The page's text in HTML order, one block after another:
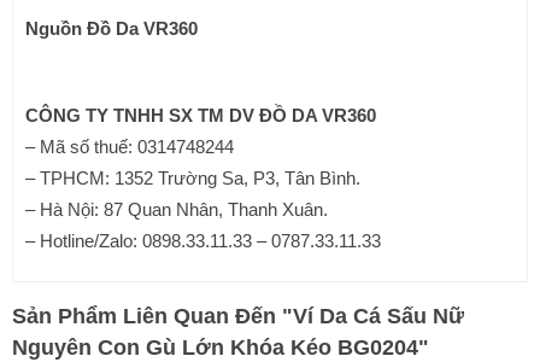
Nguồn Đồ Da VR360
CÔNG TY TNHH SX TM DV ĐỒ DA VR360
– Mã số thuế: 0314748244
– TPHCM: 1352 Trường Sa, P3, Tân Bình.
– Hà Nội: 87 Quan Nhân, Thanh Xuân.
– Hotline/Zalo: 0898.33.11.33 – 0787.33.11.33
Sản Phẩm Liên Quan Đến "Ví Da Cá Sấu Nữ
Nguyên Con Gù Lớn Khóa Kéo BG0204"